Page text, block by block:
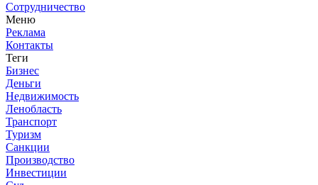
Сотрудничество
Меню
Реклама
Контакты
Теги
Бизнес
Деньги
Недвижимость
Ленобласть
Транспорт
Туризм
Санкции
Производство
Инвестиции